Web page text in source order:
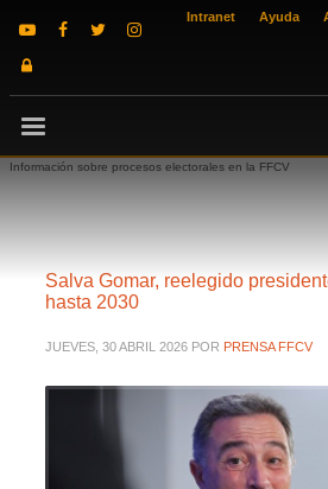
Intranet Ayuda
Información sobre procesos electorales en la FFCV
Salva Gomar, reelegido
hasta 2030
JUEVES, 30 ABRIL 2026 POR PRENSA FFCV